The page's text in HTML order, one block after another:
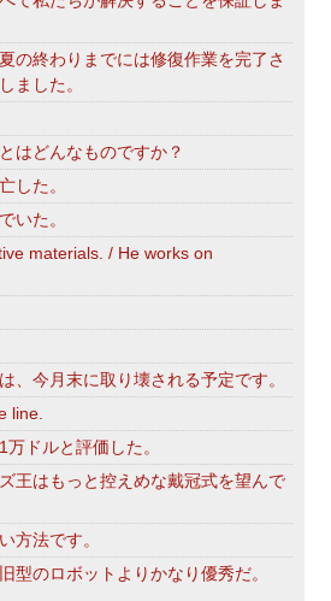
の終わりまでには修復作業を完了さ
ました。
はどんなものですか？
した。
いた。
materials. / He works on
、今月末に取り壊される予定です。
line.
ドルと評価した。
王はもっと控えめな戴冠式を望んで
方法です。
型のロボットよりかなり優秀だ。